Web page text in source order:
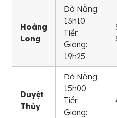
Hoàng
Long
Đà Nẵng:
13h10
Tiền
Giang:
19h25
Duyệt
Thủy
Đà Nẵng:
15h00
Tiền
Giang: